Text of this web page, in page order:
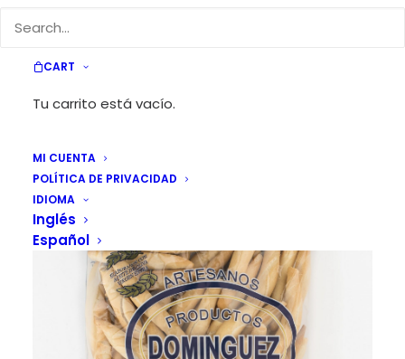
CART
Tu carrito está vacío.
MI CUENTA
POLÍTICA DE PRIVACIDAD
IDIOMA
Inglés
Español
Artesanitos